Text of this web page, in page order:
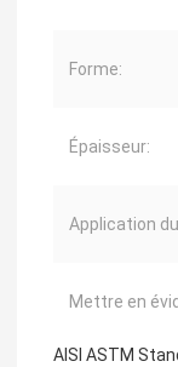
Forme:
Épaisseur:
Application
Mettre en
AISI ASTM